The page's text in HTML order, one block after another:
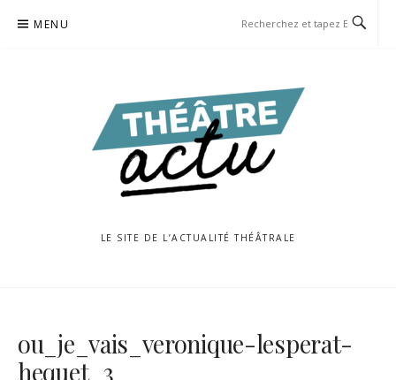
MENU
LE SITE DE L’ACTUALITÉ THÉÂTRALE
ou_je_vais_veronique-lesperat-
hequet_3